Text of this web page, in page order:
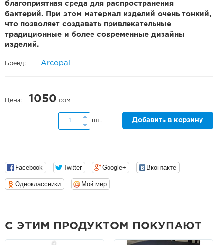
благоприятная среда для распространения
бактерий. При этом материал изделий очень тонкий,
что позволяет создавать привлекательные
традиционные и более современные дизайны
изделий.
Бренд: Arcopal
Цена: 1050 сом
шт. Добавить в корзину
Facebook Twitter Google+ Вконтакте
Одноклассники Мой мир
С ЭТИМ ПРОДУКТОМ ПОКУПАЮТ